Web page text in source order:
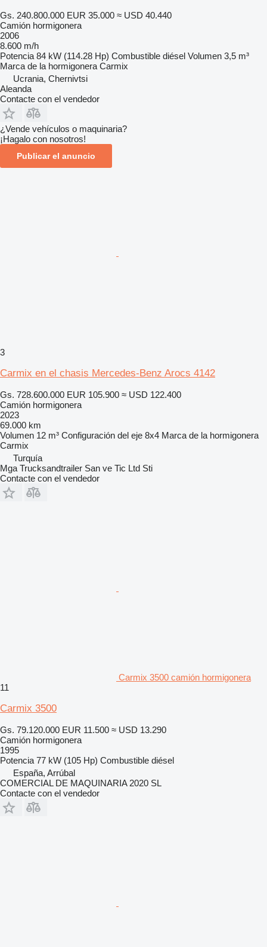
Gs. 240.800.000 EUR 35.000 ≈ USD 40.440
Camión hormigonera
2006
8.600 m/h
Potencia 84 kW (114.28 Hp) Combustible diésel Volumen 3,5 m³
Marca de la hormigonera Carmix
Ucrania, Chernivtsi
Aleanda
Contacte con el vendedor
¿Vende vehículos o maquinaria?
¡Hagalo con nosotros!
Publicar el anuncio
3
Carmix en el chasis Mercedes-Benz Arocs 4142
Gs. 728.600.000 EUR 105.900 ≈ USD 122.400
Camión hormigonera
2023
69.000 km
Volumen 12 m³ Configuración del eje 8x4 Marca de la hormigonera
Carmix
Turquía
Mga Trucksandtrailer San ve Tic Ltd Sti
Contacte con el vendedor
Carmix 3500 camión hormigonera
11
Carmix 3500
Gs. 79.120.000 EUR 11.500 ≈ USD 13.290
Camión hormigonera
1995
Potencia 77 kW (105 Hp) Combustible diésel
España, Arrúbal
COMERCIAL DE MAQUINARIA 2020 SL
Contacte con el vendedor